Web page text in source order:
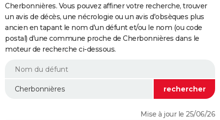
Retraite
Impôts
Epargne
Immobilier
Risques naturels par ville
Banque
Assurance
Crédit
Essais
Réserver un essai
Citadines
Berlines
SUV
Forum auto
+
HIGH-TECH
Mobiles
Meilleur smartphone
Internet
Ordinateurs
Jeux vidéo
Guide high-tech
+BRICOLAGE
Forum
Aménagement intérieur
Extérieur
Cuisine
Salle de bains
Jardinage
Rangement
WEEK-END
Guides de France
Escapades
Patrimoine
Expositions
Musées
Week-end nature
LIFESTYLE
Cherbonnières. Vous pouvez affiner votre recherche, trouver
un avis de décès, une nécrologie ou un avis d'obsèques plus
ancien en tapant le nom d'un défunt et/ou le nom (ou code
postal) d'une commune proche de Cherbonnières dans le
moteur de recherche ci-dessous.
Mise à jour le 25/06/26